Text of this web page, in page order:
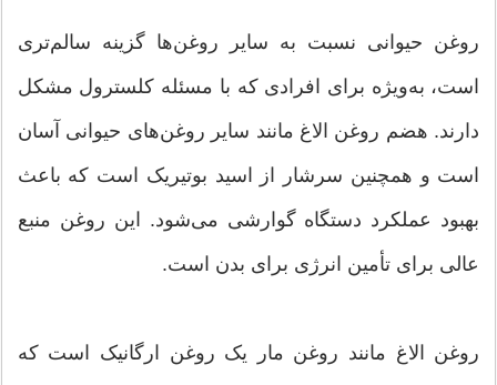
روغن حیوانی نسبت به سایر روغن‌ها گزینه سالم‌تری
است، به‌ویژه برای افرادی که با مسئله کلسترول مشکل
دارند. هضم روغن الاغ مانند سایر روغن‌های حیوانی آسان
است و همچنین سرشار از اسید بوتیریک است که باعث
بهبود عملکرد دستگاه گوارشی می‌شود. این روغن منبع
عالی برای تأمین انرژی برای بدن است.
روغن الاغ مانند روغن مار یک روغن ارگانیک است که